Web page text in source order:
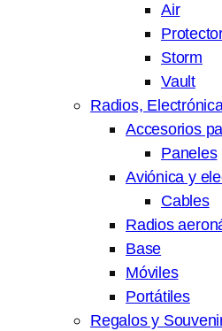
Air
Storm
Vault
Radios,
Accesorios
Paneles
Aviónica y
Cables
Radios
Base
Móviles
Portátiles
Regalos y